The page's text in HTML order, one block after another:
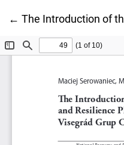
←Wróć do szczegółów
The Introduction of